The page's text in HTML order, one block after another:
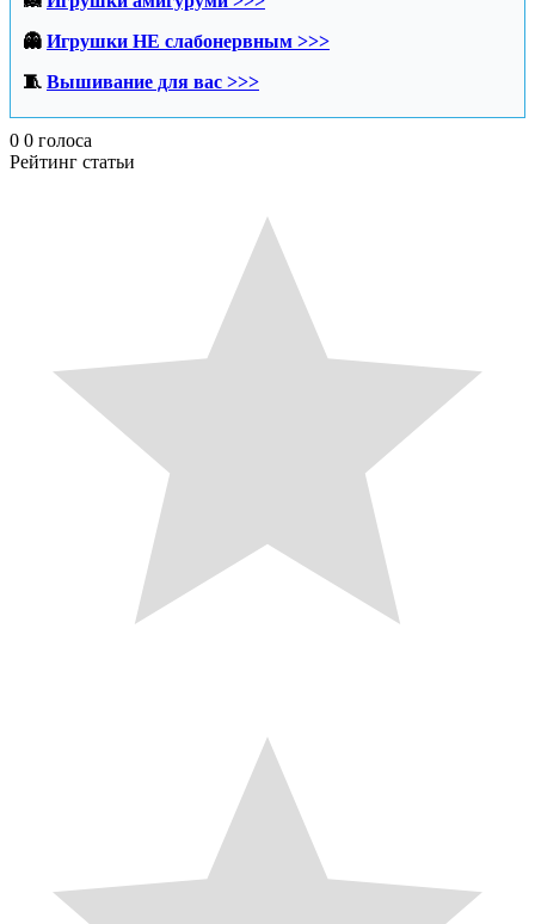
👻 Игрушки НЕ слабонервным >>>
🧵 Вышивание для вас >>>
0 0 голоса
Рейтинг статьи